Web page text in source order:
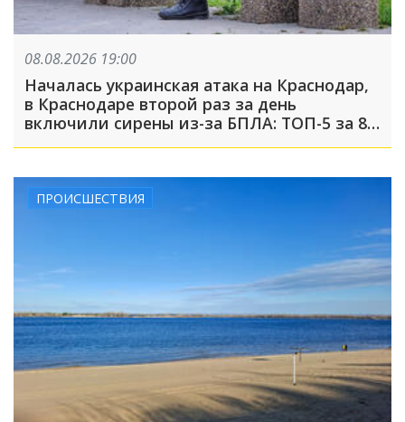
08.08.2026 19:00
Началась украинская атака на Краснодар,
в Краснодаре второй раз за день
включили сирены из-за БПЛА: ТОП-5 за 8
ПРОИСШЕСТВИЯ